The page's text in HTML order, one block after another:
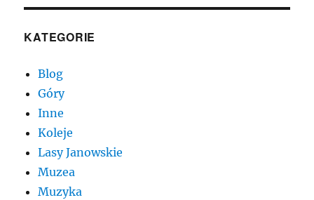
KATEGORIE
Blog
Góry
Inne
Koleje
Lasy Janowskie
Muzea
Muzyka